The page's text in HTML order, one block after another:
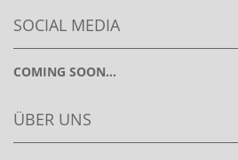
SOCIAL MEDIA
COMING SOON...
ÜBER UNS